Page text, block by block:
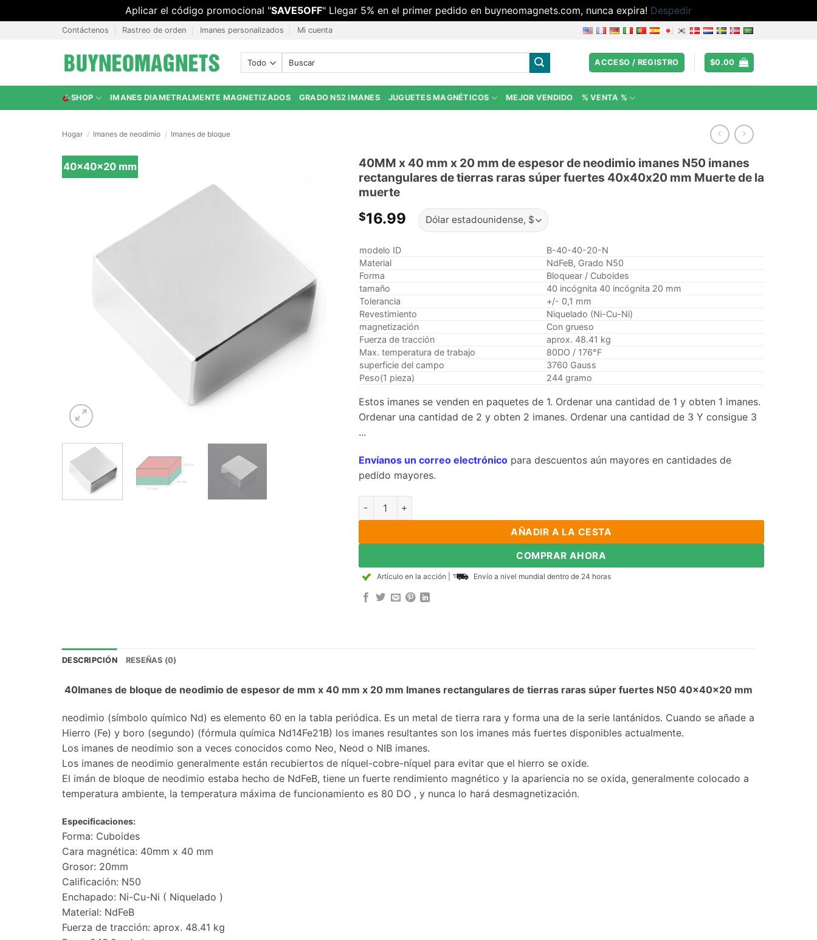
Aplicar el código promocional "SAVE5OFF" Llegar 5% en el primer pedido en buyneomagnets.com, nunca expira! Despedir
Contáctenos Rastreo de orden Imanes personalizados Mi cuenta
Buscar:
ACCESO / REGISTRO $0.00
SHOP IMANES DIAMETRALMENTE MAGNETIZADOS GRADO N52 IMANES JUGUETES MAGNÉTICOS MEJOR VENDIDO % VENTA %
Hogar / Imanes de neodimio / Imanes de bloque
40x40x20 mm
40MM x 40 mm x 20 mm de espesor de neodimio imanes N50 imanes
rectangulares de tierras raras súper fuertes 40x40x20 mm Muerte de la
muerte
$16.99
modelo ID
B-40-40-20-N
Material
NdFeB, Grado N50
Forma
Bloquear / Cuboides
tamaño
40 incógnita 40 incógnita 20 mm
Tolerancia
+/- 0,1 mm
Revestimiento
Niquelado (Ni-Cu-Ni)
magnetización
Con grueso
Fuerza de tracción
aprox. 48.41 kg
Max. temperatura de trabajo
80DO / 176°F
superficie del campo
3760 Gauss
Peso(1 pieza)
244 gramo
Estos imanes se venden en paquetes de 1. Ordenar una cantidad de 1 y obten 1 imanes.
Ordenar una cantidad de 2 y obten 2 imanes. Ordenar una cantidad de 3 Y consigue 3
...
Envíanos un correo electrónicopara descuentos aún mayores en cantidades de
pedido mayores.
40MM x 40 mm x 20 mm de espesor de neodimio imanes N50 imanes rectangulares de tierras raras
AÑADIR A LA CESTA
COMPRAR AHORA
Artículo en la acción Envío a nivel mundial dentro de 24 horas
DESCRIPCIÓN RESEÑAS (0)
40Imanes de bloque de neodimio de espesor de mm x 40 mm x 20 mm Imanes rectangulares de tierras raras súper fuertes N50 40x40x20 mm
neodimio (símbolo químico Nd) es elemento 60 en la tabla periódica. Es un metal de tierra rara y forma una de la serie lantánidos. Cuando se añade a
Hierro (Fe) y boro (segundo) (fórmula química Nd14Fe21B) los imanes resultantes son los imanes más fuertes disponibles actualmente.
Los imanes de neodimio son a veces conocidos como Neo, Neod o NIB imanes.
Los imanes de neodimio generalmente están recubiertos de níquel-cobre-níquel para evitar que el hierro se oxide.
El imán de bloque de neodimio estaba hecho de NdFeB, tiene un fuerte rendimiento magnético y la apariencia no se oxida, generalmente colocado a
temperatura ambiente, la temperatura máxima de funcionamiento es 80 DO , y nunca lo hará desmagnetización.
Especificaciones:
Forma: Cuboides
Cara magnética: 40mm x 40 mm
Grosor: 20mm
Calificación: N50
Enchapado: Ni-Cu-Ni ( Niquelado )
Material: NdFeB
Fuerza de tracción: aprox. 48.41 kg